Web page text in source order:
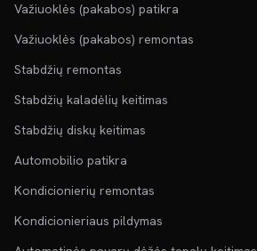
Važiuoklės (pakabos) patikra
Važiuoklės (pakabos) remontas
Stabdžių remontas
Stabdžių kaladėlių keitimas
Stabdžių diskų keitimas
Automobilio patikra
Kondicionierių remontas
Kondicionieriaus pildymas